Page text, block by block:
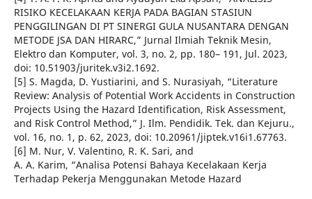
RISIKO KECELAKAAN KERJA PADA BAGIAN STASIUN
PENGGILINGAN DI PT SINERGI GULA NUSANTARA DENGAN
METODE JSA DAN HIRARC,” Jurnal Ilmiah Teknik Mesin,
Elektro dan Komputer, vol. 3, no. 2, pp. 180– 191, Jul. 2023,
doi: 10.51903/juritek.v3i2.1692.
[5] S. Magda, D. Yustiarini, and S. Nurasiyah, “Literature
Review: Analysis of Potential Work Accidents in Construction
Projects Using the Hazard Identification, Risk Assessment,
and Risk Control Method,” J. Ilm. Pendidik. Tek. dan Kejuru.,
vol. 16, no. 1, p. 62, 2023, doi: 10.20961/jiptek.v16i1.67763.
[6] M. Nur, V. Valentino, R. K. Sari, and
A. A. Karim, “Analisa Potensi Bahaya Kecelakaan Kerja
Terhadap Pekerja Menggunakan Metode Hazard